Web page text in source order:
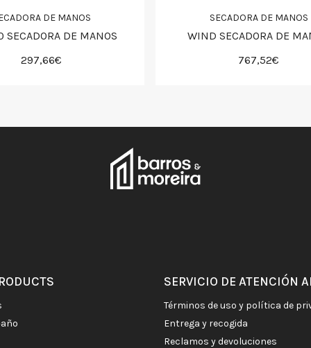
DE MANOS
SECADORA DE MANOS
297,66€
SECADORA DE MANOS
WIND SECADORA DE
767,52€
SERVICIO DE ATENCIÓN
términos de uso y política de
entrega y recogida
reclamos y devoluciones